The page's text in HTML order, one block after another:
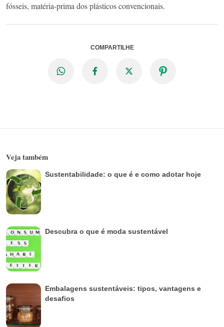
fósseis, matéria-prima dos plásticos convencionais.
COMPARTILHE
Veja também
Sustentabilidade: o que é e como adotar hoje
Descubra o que é moda sustentável
Embalagens sustentáveis: tipos, vantagens e
desafios